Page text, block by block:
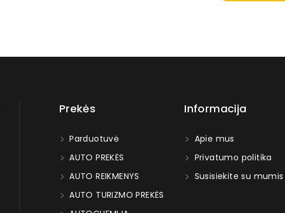
Prekės
Parduotuvė
AUTO PREKĖS
AUTO REIKMENYS
AUTO TURIZMO PREKĖS
Informacija
Apie mus
Privatumo politika
Susisiekite su mumis